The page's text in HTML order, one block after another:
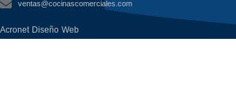
ventas@cocinascomerciales.com
Acronet Diseño Web